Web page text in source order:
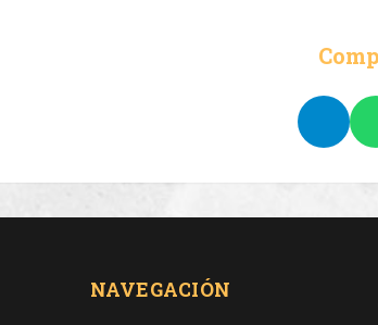
NAVEGACIÓN